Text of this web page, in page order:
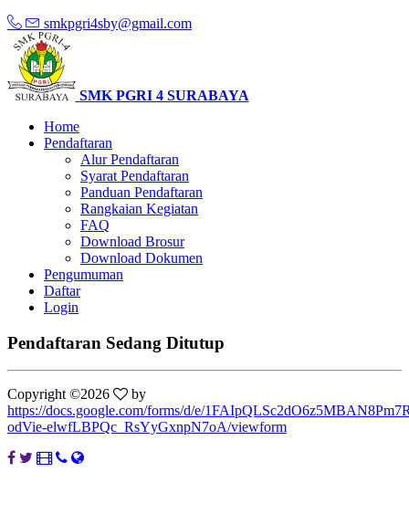
smkpgri4sby@gmail.com
SMK PGRI 4 SURABAYA
Home
Pendaftaran
Alur Pendaftaran
Syarat Pendaftaran
Panduan Pendaftaran
Rangkaian Kegiatan
FAQ
Download Brosur
Download Dokumen
Pengumuman
Daftar
Login
Pendaftaran Sedang Ditutup
Copyright ©2026
by
https://docs.google.com/forms/d/e/
odVie-elwfLBPQc_RsYyGxnpN7oA/viewform